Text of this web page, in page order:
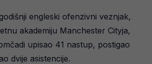
engleski ofenzivni veznjak,
akademiju Manchester Cityja,
upisao 41 nastup, postigao
dvije asistencije.